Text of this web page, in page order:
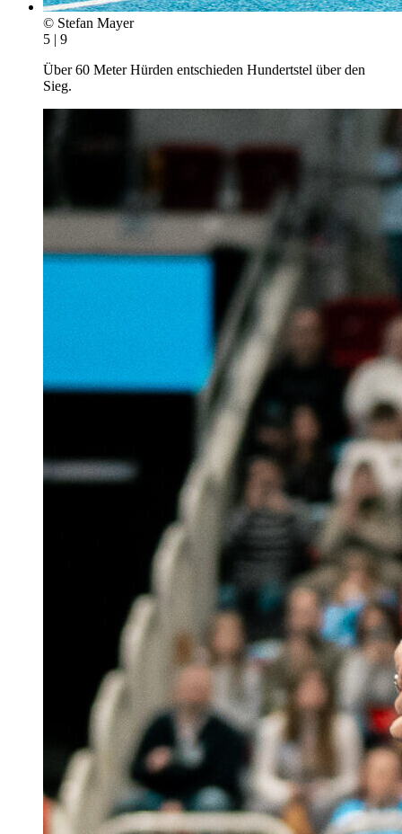
© Stefan Mayer
5 | 9
Über 60 Meter Hürden entschieden Hundertstel über den
Sieg.